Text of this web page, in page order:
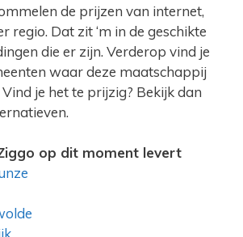
de prijzen van internet,
regio. Dat zit ‘m in de geschikte
die er zijn. Verderop vind je
waar deze maatschappij
je het te prijzig? Bekijk dan
op dit moment levert